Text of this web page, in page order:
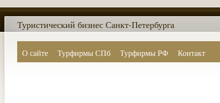
О сайте Турфирмы СПб Турфирмы РФ
Контакт
Туристический бизнес Санкт-Петербурга